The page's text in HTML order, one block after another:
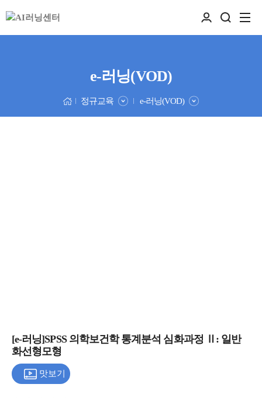
e-러닝(VOD)
정규교육 e-러닝(VOD)
[e-러닝]SPSS 의학보건학 통계분석 심화과정 Ⅱ: 일반
화선형모형
맛보기